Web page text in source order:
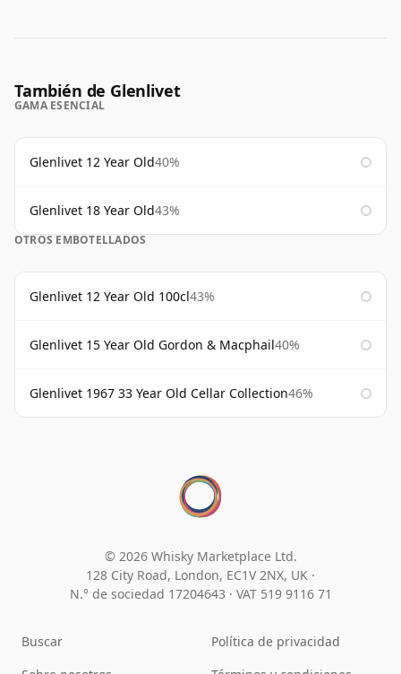
También de Glenlivet
GAMA ESENCIAL
Glenlivet 12 Year Old40%
Glenlivet 18 Year Old43%
OTROS EMBOTELLADOS
Glenlivet 12 Year Old 100cl43%
Glenlivet 15 Year Old Gordon & Macphail40%
Glenlivet 1967 33 Year Old Cellar Collection46%
© 2026 Whisky Marketplace Ltd.
128 City Road, London, EC1V 2NX, UK ·
N.° de sociedad 17204643 · VAT 519 9116 71
Buscar
Política de privacidad